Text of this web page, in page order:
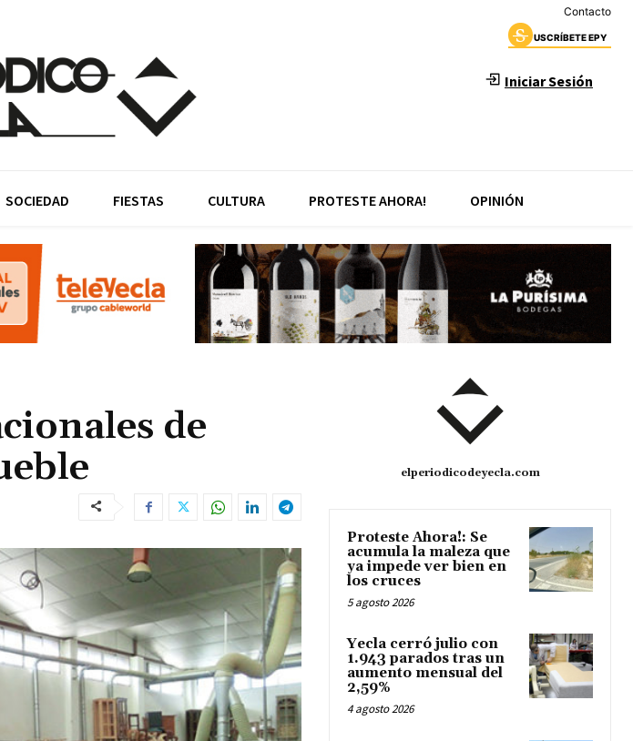
Contacto
USCRÍBETE EPY
Iniciar Sesión
SOCIEDAD FIESTAS CULTURA PROTESTE AHORA! OPINIÓN
de
elperiodicodeyecla.com
Proteste Ahora!: Se
acumula la maleza que
ya impede ver bien en
los cruces
5 agosto 2026
Yecla cerró julio con
1.943 parados tras un
aumento mensual del
2,59%
4 agosto 2026